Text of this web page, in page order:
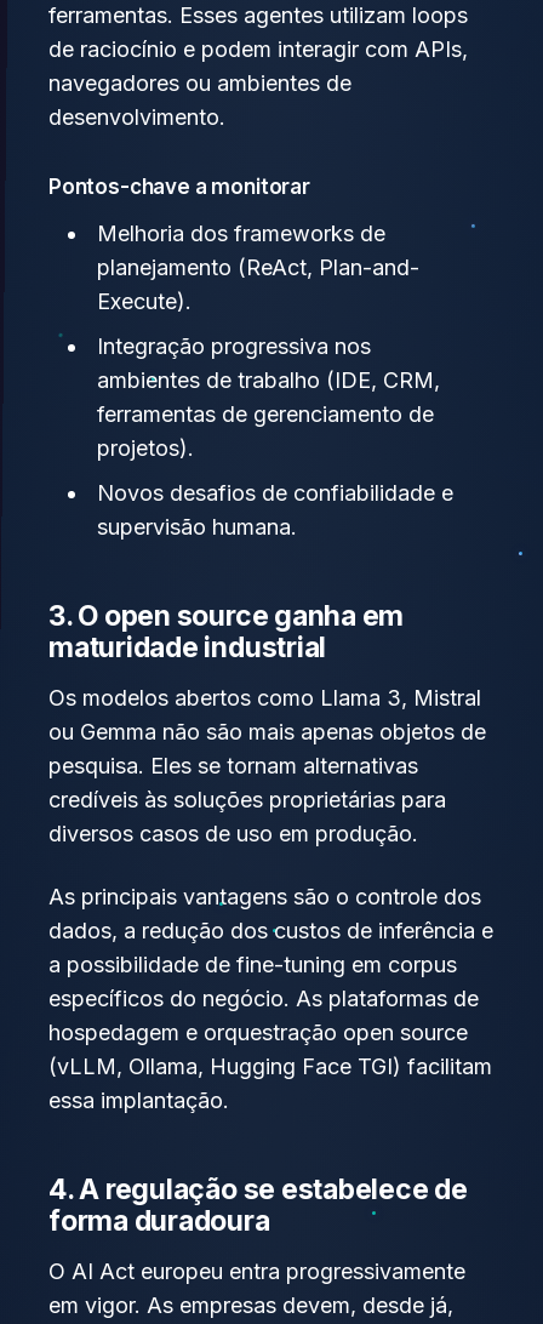
ferramentas. Esses agentes utilizam loops
de raciocínio e podem interagir com APIs,
navegadores ou ambientes de
desenvolvimento.
Pontos-chave a monitorar
Melhoria dos frameworks de
planejamento (ReAct, Plan-and-
Execute).
Integração progressiva nos
ambientes de trabalho (IDE, CRM,
ferramentas de gerenciamento de
projetos).
Novos desafios de confiabilidade e
supervisão humana.
3. O open source ganha em
maturidade industrial
Os modelos abertos como Llama 3, Mistral
ou Gemma não são mais apenas objetos de
pesquisa. Eles se tornam alternativas
credíveis às soluções proprietárias para
diversos casos de uso em produção.
As principais vantagens são o controle dos
dados, a redução dos custos de inferência e
a possibilidade de fine-tuning em corpus
específicos do negócio. As plataformas de
hospedagem e orquestração open source
(vLLM, Ollama, Hugging Face TGI) facilitam
essa implantação.
4. A regulação se estabelece de
forma duradoura
O AI Act europeu entra progressivamente
em vigor. As empresas devem, desde já,